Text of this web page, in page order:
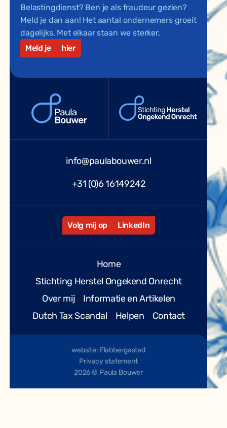
Belastingdienst? Ben je als fraudeur gezien?
Meld je dan aan! Het aantal ondernemers groeit
dagelijks. Met elkaar staan we sterker.
Meld je
hier
info@paulabouwer.nl
+31 (0)6 16149242
Volg mij op LinkedIn
Home
Stichting Herstel Ongekend Onrecht
Over mij
Informatie en Artikelen
Dutch Tax Scandal
Helpen Contact
2026 © Paula Bouwer
website: Flabbergasted
Privacy statement